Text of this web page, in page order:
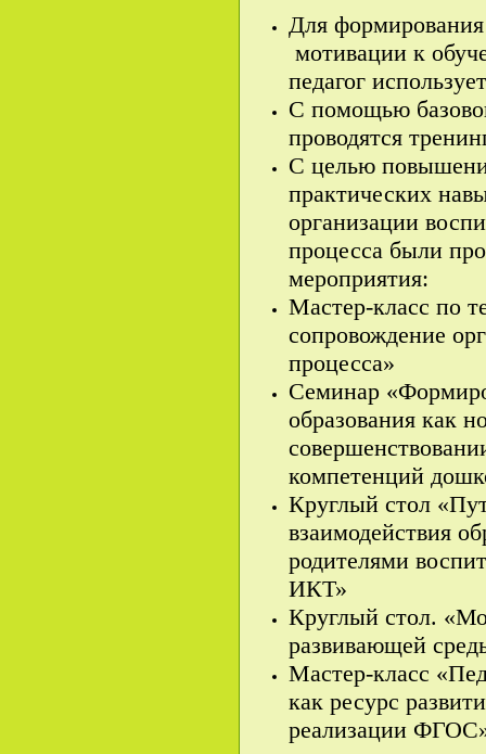
Для
мотивации к
педагог
С помощью
проводятся
С целью
практических
организации
процесса были
мероприятия:
Мастер-класс по
сопровождение
процесса»
Семинар
образования как
компетенций
Круглый стол
взаимодействия
родителями
ИКТ»
Круглый стол.
развивающей
Мастер-класс
как ресурс
реализации